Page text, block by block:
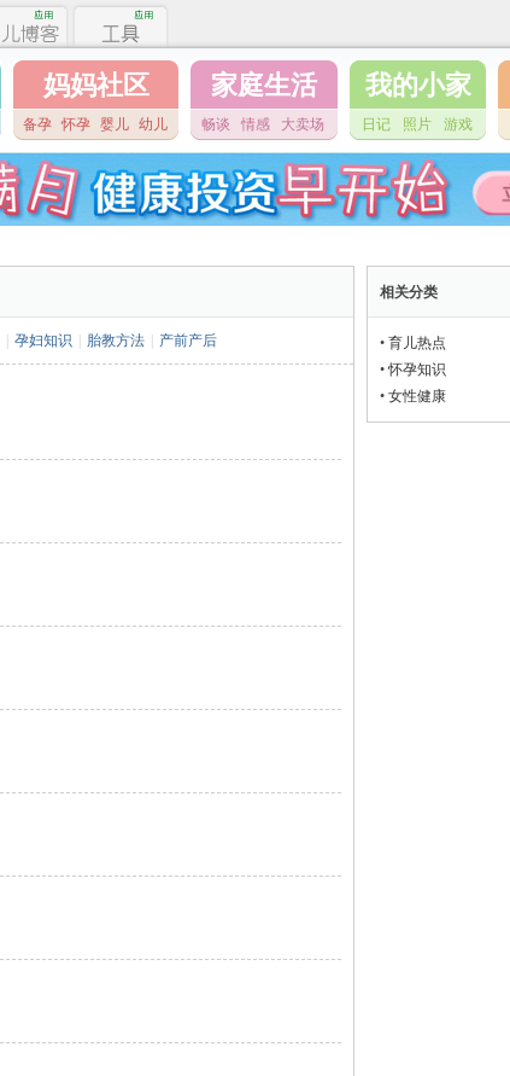
妈妈社区
备孕 怀孕 婴儿 幼儿
家庭生活
畅谈 情感 大卖场
我的小家
日记 照片 游戏
孕妇知识 胎教方法 产前产后
相关分类
• 育儿热点
•怀孕知识
• 女性健康